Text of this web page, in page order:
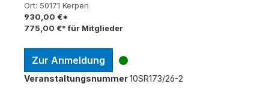
Ort: 50171 Kerpen
930,00 €*
775,00 €* für Mitglieder
Zur Anmeldung
Veranstaltungsnummer10SR173/26-2